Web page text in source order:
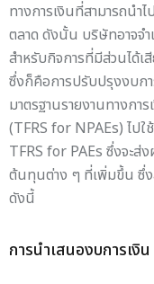
ทางการเงินที่สามารถนำ
ตลาด ดังนั้น บริษัทอาจจำ
สำหรับกิจการที่มีส่วนได้เ
ซึ่งก็คือการปรับปรุงงบก
มาตรฐานรายงานทางกา
(TFRS for NPAEs) ไป
TFRS for PAEs ซึ่งจะส่
ต้นทุนต่าง ๆ ที่เพิ่มขึ้น ซึ่
ดังนี้
การนำเสนองบการเงิน